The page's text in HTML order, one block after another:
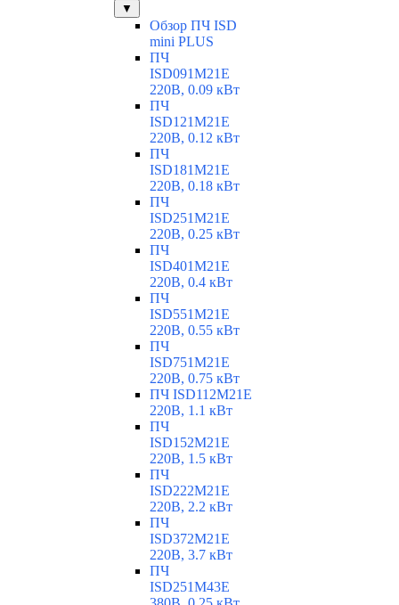
▼
Обзор ПЧ ISD
mini PLUS
ПЧ
ISD091M21E
220В, 0.09 кВт
ПЧ
ISD121M21E
220В, 0.12 кВт
ПЧ
ISD181M21E
220В, 0.18 кВт
ПЧ
ISD251M21E
220В, 0.25 кВт
ПЧ
ISD401M21E
220В, 0.4 кВт
ПЧ
ISD551M21E
220В, 0.55 кВт
ПЧ
ISD751M21E
220В, 0.75 кВт
ПЧ ISD112M21E
220В, 1.1 кВт
ПЧ
ISD152M21E
220В, 1.5 кВт
ПЧ
ISD222M21E
220В, 2.2 кВт
ПЧ
ISD372M21E
220В, 3.7 кВт
ПЧ
ISD251M43E